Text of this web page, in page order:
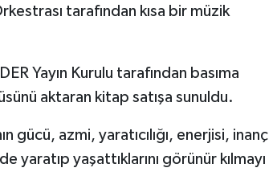
tarafından kısa bir müzik
Yayın Kurulu tarafından basıma
aktaran kitap satışa sunuldu.
gücü, azmi, yaratıcılığı, enerjisi, inanç
yaşattıklarını görünür kılmayı